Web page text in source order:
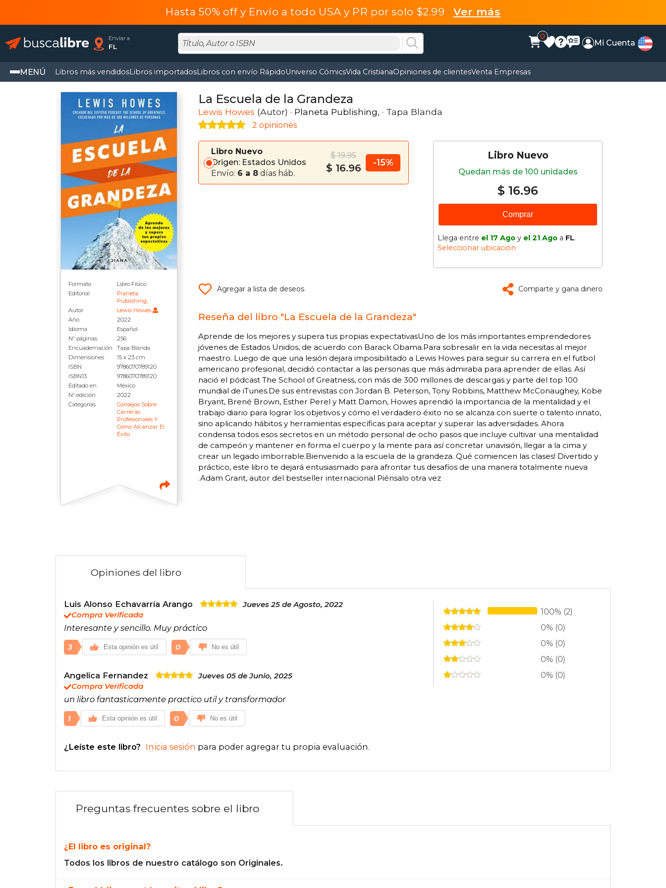
Hasta 50% off y Envío a todo USA y PR por solo $2.99 Ver más
Enviar a
FL
0
Mi Cuenta
MENÚ Libros más vendidosLibros importadosLibros con envío RápidoUniverso CómicsVida CristianaOpiniones de clientesVenta Empresas
Formato
Libro Físico
Editorial
Planeta
Publishing,
Autor
Lewis Howes
Año
2022
Idioma
Español
N° páginas
256
Encuadernación
Tapa Blanda
Dimensiones
15 x 23 cm
ISBN
9786070789120
ISBN13
9786070789120
Editado en
México
N° edición
2022
Categorías
Consejos Sobre
Carreras
Profesionales Y
Cómo Alcanzar El
Éxito
La Escuela de la Grandeza
Lewis Howes (Autor) · Planeta Publishing, · Tapa Blanda
2 opiniones
Libro Nuevo
Origen: Estados Unidos
Envío: 6 a 8 días háb.
$ 19.95
$ 16.96 -15%
Libro Nuevo
Quedan más de 100 unidades
$ 16.96
Comprar
Llega entre el 17 Ago y el 21 Ago a FL.
Seleccionar ubicación
Agregar a lista de deseos Comparte y gana dinero
Reseña del libro "La Escuela de la Grandeza"
Aprende de los mejores y supera tus propias expectativasUno de los más importantes emprendedores
jóvenes de Estados Unidos, de acuerdo con Barack Obama.Para sobresalir en la vida necesitas al mejor
maestro. Luego de que una lesión dejara imposibilitado a Lewis Howes para seguir su carrera en el futbol
americano profesional, decidió contactar a las personas que más admiraba para aprender de ellas. Así
nació el pódcast The School of Greatness, con más de 300 millones de descargas y parte del top 100
mundial de iTunes.De sus entrevistas con Jordan B. Peterson, Tony Robbins, Matthew McConaughey, Kobe
Bryant, Brené Brown, Esther Perel y Matt Damon, Howes aprendió la importancia de la mentalidad y el
trabajo diario para lograr los objetivos y cómo el verdadero éxito no se alcanza con suerte o talento innato,
sino aplicando hábitos y herramientas específicas para aceptar y superar las adversidades. Ahora
condensa todos esos secretos en un método personal de ocho pasos que incluye cultivar una mentalidad
de campeón y mantener en forma el cuerpo y la mente para así concretar unavisión, llegar a la cima y
crear un legado imborrable.Bienvenido a la escuela de la grandeza. Qué comiencen las clases! Divertido y
práctico, este libro te dejará entusiasmado para afrontar tus desafíos de una manera totalmente nueva
.Adam Grant, autor del bestseller internacional Piénsalo otra vez
Opiniones del libro
Luis Alonso Echavarría Arango
Jueves 25 de Agosto, 2022
Compra Verificada
Interesante y sencillo. Muy práctico
3 Esta opinión es útil 0 No es útil
Angelica Fernandez
Jueves 05 de Junio, 2025
Compra Verificada
un libro fantasticamente practico util y transformador
1 Esta opinión es útil 0 No es útil
¿Leíste este libro? Inicia sesión para poder agregar tu propia evaluación.
100% (2)
0% (0)
0% (0)
0% (0)
0% (0)
Preguntas frecuentes sobre el libro
¿El libro es original?
Todos los libros de nuestro catálogo son Originales.